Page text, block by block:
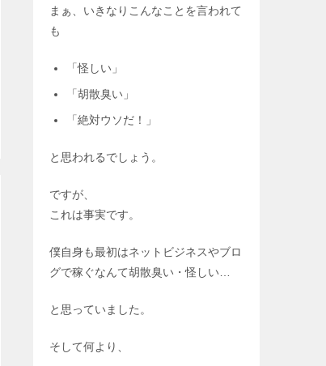
まぁ、いきなりこんなことを言われて
も
「怪しい」
「胡散臭い」
「絶対ウソだ！」
と思われるでしょう。
ですが、
これは事実です。
僕自身も最初はネットビジネスやブロ
グで稼ぐなんて胡散臭い・怪しい…
と思っていました。
そして何より、